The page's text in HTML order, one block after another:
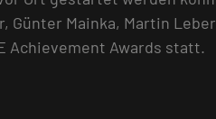
Mainka, Martin
Achievement Awards statt.